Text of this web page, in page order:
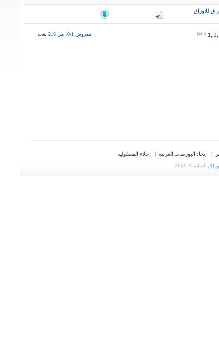
للاوراق
معروض 1-10 من 216 نتيجة 1 2
| إتحاد البورصات العربية |
إخلاء المسئولية
© 2009